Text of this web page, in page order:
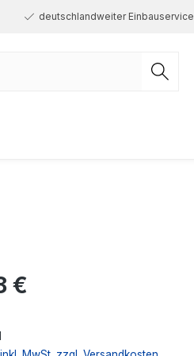
deutschlandweiter Einbauservice
Preis:
€